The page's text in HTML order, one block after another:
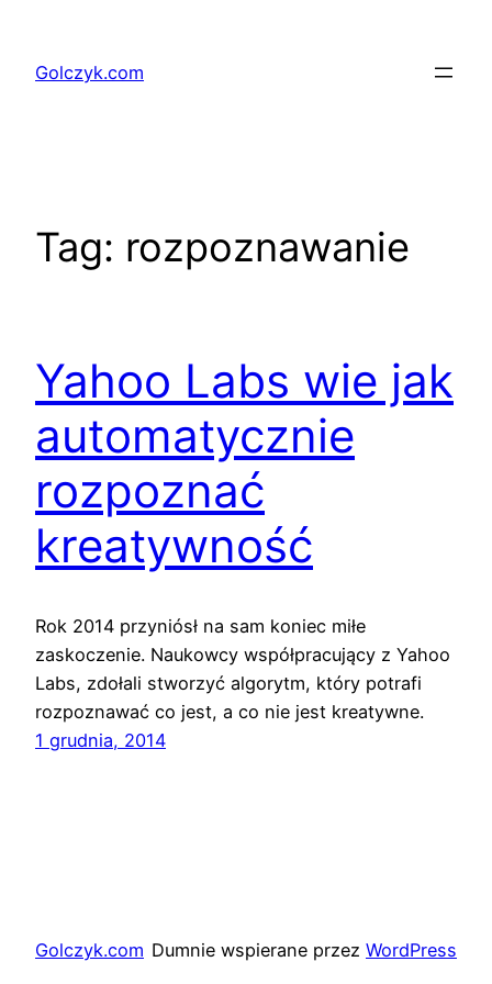
treściGolczyk.com
Tag: rozpoznawanie
Yahoo Labs wie jak
automatycznie
rozpoznać
kreatywność
Rok 2014 przyniósł na sam koniec miłe
zaskoczenie. Naukowcy współpracujący z Yahoo
Labs, zdołali stworzyć algorytm, który potrafi
rozpoznawać co jest, a co nie jest kreatywne.
1 grudnia, 2014
Golczyk.com Dumnie wspierane przez WordPress